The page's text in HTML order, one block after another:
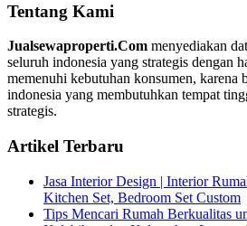
Tentang Kami
Jualsewaproperti.Com menyediakan
seluruh indonesia yang strategis dengan
memenuhi kebutuhan konsumen, karena
indonesia yang membutuhkan tempat
strategis.
Artikel Terbaru
Jasa Interior Design | Interior
Kitchen Set, Bedroom Set Custom
Tips Mencari Rumah Berkualitas